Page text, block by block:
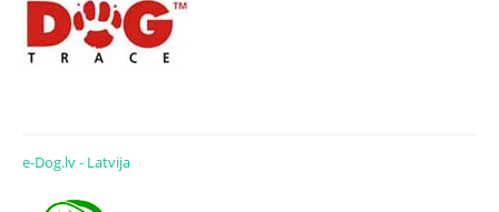
e-Dog.lv - Latvija